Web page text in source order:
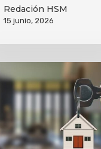
Redación HSM
15 junio, 2026